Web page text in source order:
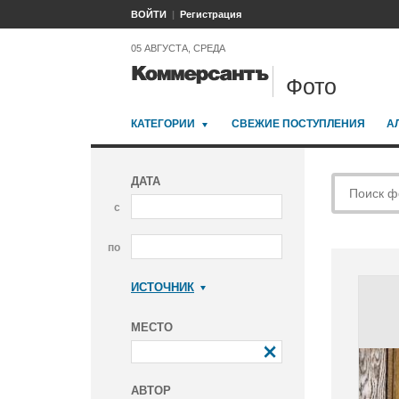
ВОЙТИ Регистрация
05 АВГУСТА, СРЕДА
Фото
КАТЕГОРИИ СВЕЖИЕ ПОСТУПЛЕНИЯ
ДАТА
с
по
ИСТОЧНИК
МЕСТО
АВТОР